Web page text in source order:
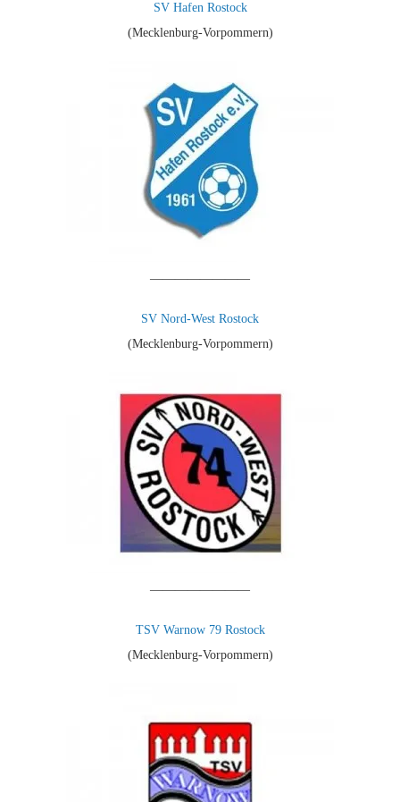
SV Hafen Rostock
(Mecklenburg-Vorpommern)
————————
SV Nord-West Rostock
(Mecklenburg-Vorpommern)
————————
TSV Warnow 79 Rostock
(Mecklenburg-Vorpommern)